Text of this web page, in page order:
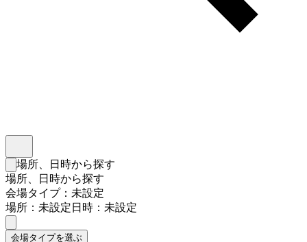
検索フォームを閉じる
場所、日時から探す
場所、日時から探す
会場タイプ：未設定
場所：未設定日時：未設定
会場タイプを選ぶ